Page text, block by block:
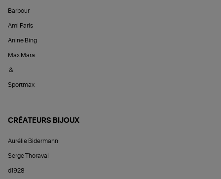
Barbour
Ami Paris
Anine Bing
Max Mara
&
Sportmax
CRÉATEURS BIJOUX
Aurélie Bidermann
Serge Thoraval
d1928